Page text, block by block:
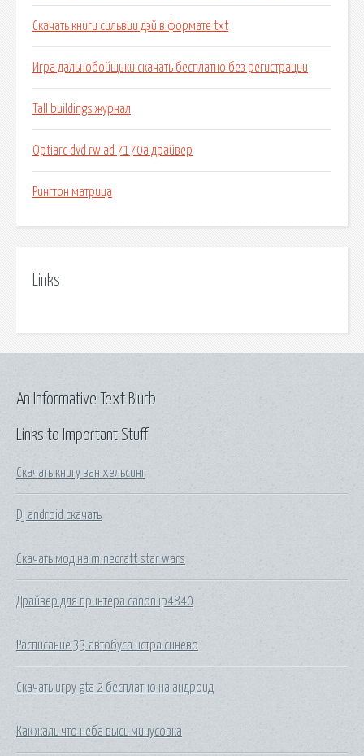
Скачать книги сильвии дэй в формате txt
Игра дальнобойщики скачать бесплатно без регистрации
Tall buildings журнал
Optiarc dvd rw ad 7170a драйвер
Рингтон матрица
Links
Links to Important Stuff
Скачать книгу ван хельсинг
Dj android скачать
Скачать мод на minecraft star wars
Драйвер для принтера canon ip4840
Расписание 33 автобуса истра синево
Скачать игру gta 2 бесплатно на андроид
Как жаль что неба высь минусовка
An Informative Text Blurb